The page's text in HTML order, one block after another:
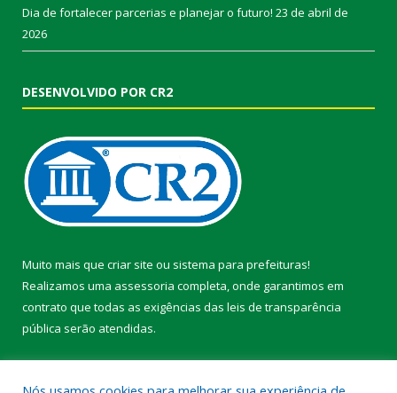
Dia de fortalecer parcerias e planejar o futuro! 23 de abril de
2026
DESENVOLVIDO POR CR2
Muito mais que criar site ou sistema para prefeituras!
Realizamos uma assessoria completa, onde garantimos em
contrato que todas as exigências das leis de transparência
pública serão atendidas.